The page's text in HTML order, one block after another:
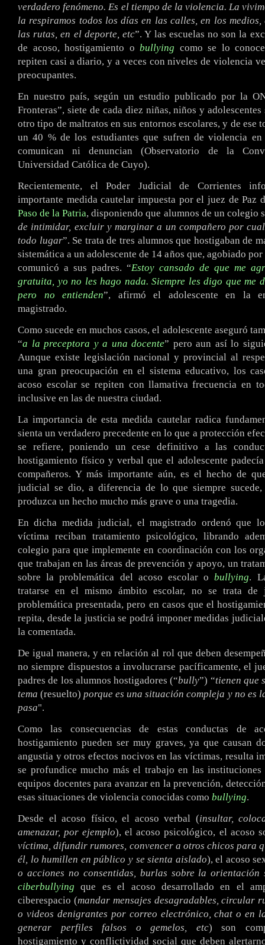
verdadero fenómeno. Es el tiempo de la violencia. La
la respiramos todos los días en las calles, en los
las rutas, en el deporte, etc”. Y las escuelas no son la
de acoso, hostigamiento obullying como se lo
repiten casi a diario, y a veces con niveles de violencia
preocupantes.
En nuestro país, según un estudio publicado por la
Fronteras”, siete de cada diez niñas, niños y
otro tipo de maltratos en sus entornos escolares, y de ese
un 40 % de los estudiantes que sufren de violencia
comunican ni denuncian (Observatorio de la
Universidad Católica de Cuyo).
Recientemente, el Poder Judicial de Corrientes
importante medida cautelar impuesta por el juez de Paz
Paso de la Patria, disponiendo que alumnos de un colegio
de intimidar, excluir y marginar a un compañero por
todo lugar”. Se trata de tres alumnos que hostigaban de
sistemática a un adolescente de 14 años que, agobiado
comunicó a sus padres. “Estoy cansado de que me
gratuita, yo no les hago nada. Siempre les digo que me
pero no entienden”, afirmó el adolescente en la
magistrado.
Como sucede en muchos casos, el adolescente aseguró
“a la preceptora y a una docente” pero aun así lo
Aunque existe legislación nacional y provincial al
una gran preocupación en el sistema educativo, los
acoso escolar se repiten con llamativa frecuencia en
inclusive en las de nuestra ciudad.
La importancia de esta medida cautelar radica
sienta un verdadero precedente en lo que a protección
se refiere, poniendo un cese definitivo a las
hostigamiento físico y verbal que el adolescente
compañeros. Y más importante aún, es el hecho de
judicial se dio, a diferencia de lo que siempre sucede,
produzca un hecho mucho más grave o una tragedia.
En dicha medida judicial, el magistrado ordenó que
víctima reciban tratamiento psicológico, librando
colegio para que implemente en coordinación con los
que trabajan en las áreas de prevención y apoyo, un
sobre la problemática del acoso escolar obullying.
tratarse en el mismo ámbito escolar, no se trata de
problemática presentada, pero en casos que el
repita, desde la justicia se podrá imponer medidas
la comentada.
De igual manera, y en relación al rol que deben
no siempre dispuestos a involucrarse pacíficamente, el
padres de los alumnos hostigadores (“bully”) “tienen que
tema (resuelto)porque es una situación compleja y no es
pasa".
Como las consecuencias de estas conductas de
hostigamiento pueden ser muy graves, ya que causan
angustia y otros efectos nocivos en las víctimas, resulta
se profundice mucho más el trabajo en las instituciones
equipos docentes para avanzar en la prevención,
esas situaciones de violencia conocidas como bullying.
Desde el acoso físico, el acoso verbal (insultar,
amenazar, por ejemplo), el acoso psicológico, el acoso
víctima, difundir rumores, convencer a otros chicos para
él, lo humillen en público y se sienta aislado), el acoso
o acciones no consentidas, burlas sobre la orientación
ciberbullyingque es el acoso desarrollado en el
ciberespacio (mandar mensajes desagradables, circular
o videos denigrantes por correo electrónico, chat o en
generar perfiles falsos o gemelos, etc) son
hostigamiento y conflictividad social que deben